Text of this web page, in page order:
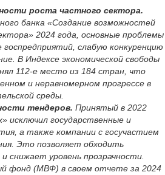
роста частного сектора.
банка «Создание возможностей
2024 года, основные проблемы
слабую конкуренцию
В Индексе экономической свободы
112-е место из 184 стран, что
и неравномерном прогрессе в
среды.
тендеров. Принятый в 2022
исключил государственные и
а также компании с госучастием
Это позволяет обходить
снижает уровень прозрачности.
фонд (МВФ) в своем отчете за 2024